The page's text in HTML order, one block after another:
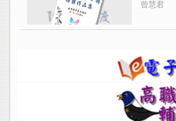
曾慧君